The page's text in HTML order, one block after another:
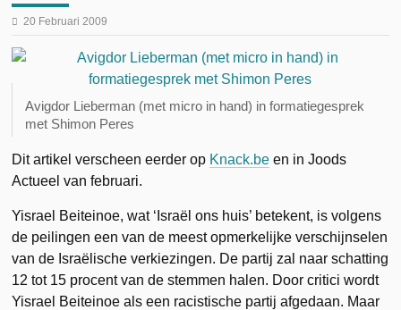
20 Februari 2009
Avigdor Lieberman (met micro in hand) in formatiegesprek
met Shimon Peres
Dit artikel verscheen eerder op Knack.be en in Joods
Actueel van februari.
Yisrael Beiteinoe, wat ‘Israël ons huis’ betekent, is volgens
de peilingen een van de meest opmerkelijke verschijnselen
van de Israëlische verkiezingen. De partij zal naar schatting
12 tot 15 procent van de stemmen halen. Door critici wordt
Yisrael Beiteinoe als een racistische partij afgedaan. Maar